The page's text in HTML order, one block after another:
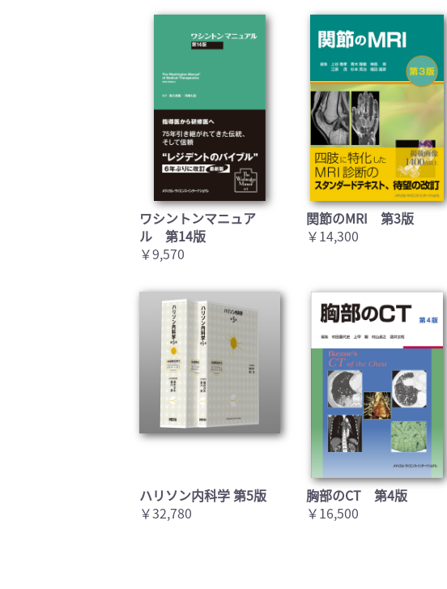
ワシントンマニュア
ル 第14版
￥9,570
関節のMRI 第3版
￥14,300
ハリソン内科学 第5版
￥32,780
胸部のCT 第4版
￥16,500